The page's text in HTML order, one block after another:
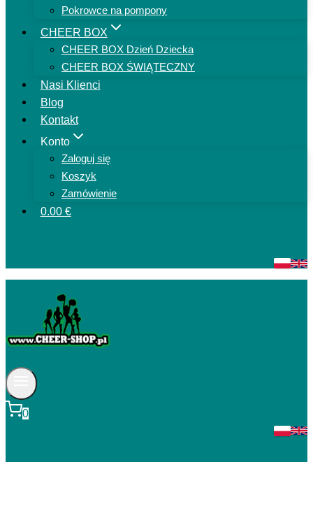
Pokrowce na pompony
CHEER BOX
CHEER BOX Dzień Dziecka
CHEER BOX ŚWIĄTECZNY
Nasi Klienci
Blog
Kontakt
Konto
Zaloguj się
Koszyk
Zamówienie
0.00 €
0